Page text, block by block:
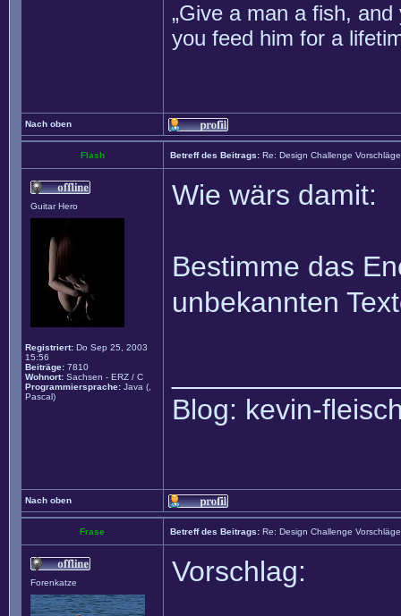
„Give a man a fish,
you feed him for a
Nach oben
Flash Betreff des Beitrags: Re: Design Challenge Vorschläge
Guitar Hero
Registriert: Do Sep 25, 2003
15:56
Beiträge: 7810
Wohnort: Sachsen - ERZ / C
Programmiersprache: Java (,
Pascal)
Wie wärs damit:
Bestimme das
unbekannten
Blog: kevin-
Nach oben
Frase Betreff des Beitrags: Re: Design Challenge Vorschläge
Forenkatze Vorschlag: